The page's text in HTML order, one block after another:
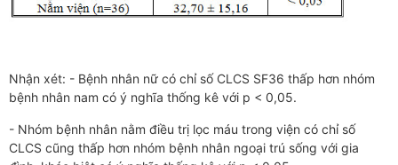
Nhận xét: - Bệnh nhân nữ có chỉ số CLCS SF36 thấp hơn nhóm
bệnh nhân nam có ý nghĩa thống kê với p < 0,05.
- Nhóm bệnh nhân nằm điều trị lọc máu trong viện có chỉ số
CLCS cũng thấp hơn nhóm bệnh nhân ngoại trú sống với gia